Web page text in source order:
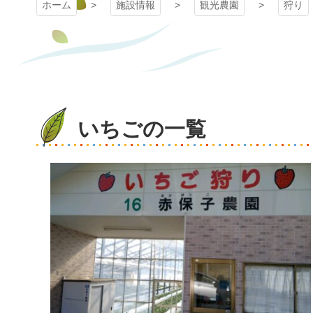
ホーム 施設情報 観光農園 狩り
いちごの一覧